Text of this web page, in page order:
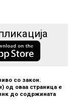
со закон.
од оваа страница е
до содржината